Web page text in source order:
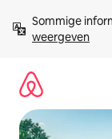
direct
naar
Sommige
weergeven